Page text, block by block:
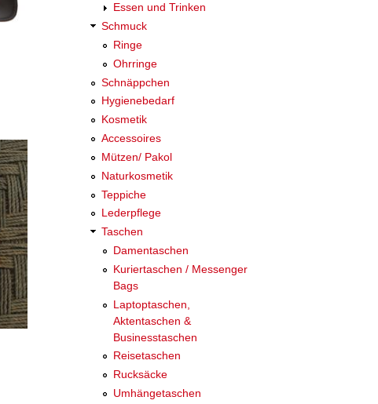
Essen und Trinken
Schmuck
Ringe
Ohrringe
Schnäppchen
Hygienebedarf
Kosmetik
Accessoires
Mützen/ Pakol
Naturkosmetik
Teppiche
Lederpflege
Taschen
Damentaschen
Kuriertaschen / Messenger
Bags
Laptoptaschen,
Aktentaschen &
Businesstaschen
Reisetaschen
Rucksäcke
Umhängetaschen